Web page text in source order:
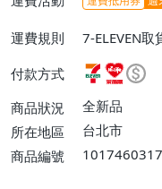
運費規則
7-ELEVEN
或消費滿
不付款【免
運費$60、滿
費】、宅配/
付款方式
商品狀況
全新品
所在地區
台北市
商品編號